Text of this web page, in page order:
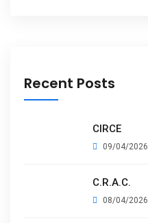
Recent Posts
CIRCE
09/04/2026
C.R.A.C.
08/04/2026